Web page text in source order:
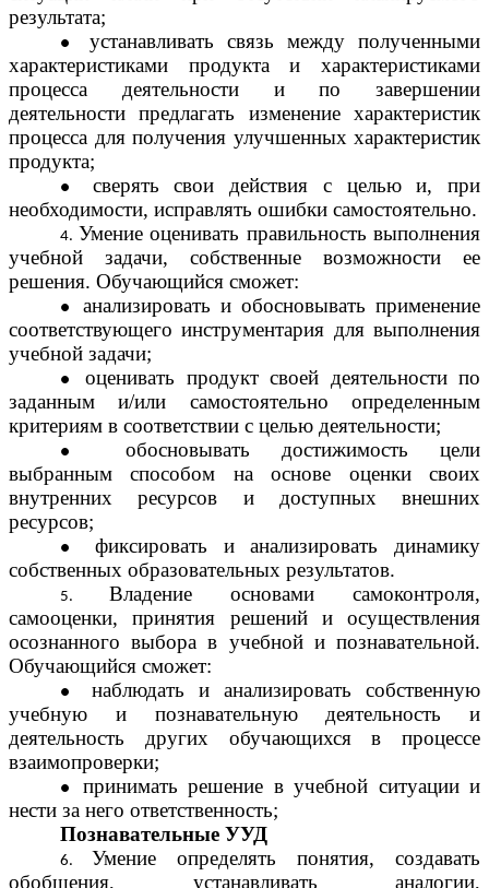
результата;
устанавливать связь между полученными
характеристиками продукта и характеристиками
процесса деятельности и по завершении
деятельности предлагать изменение характеристик
процесса для получения улучшенных характеристик
продукта;
сверять свои действия с целью и, при
необходимости, исправлять ошибки самостоятельно.
Умение оценивать правильность выполнения
учебной задачи, собственные возможности ее
решения. Обучающийся сможет:
анализировать и обосновывать применение
соответствующего инструментария для выполнения
учебной задачи;
оценивать продукт своей деятельности по
заданным и/или самостоятельно определенным
критериям в соответствии с целью деятельности;
обосновывать достижимость цели
выбранным способом на основе оценки своих
внутренних ресурсов и доступных внешних
ресурсов;
фиксировать и анализировать динамику
собственных образовательных результатов.
Владение основами самоконтроля,
самооценки, принятия решений и осуществления
осознанного выбора в учебной и познавательной.
Обучающийся сможет:
наблюдать и анализировать собственную
учебную и познавательную деятельность и
деятельность других обучающихся в процессе
взаимопроверки;
принимать решение в учебной ситуации и
нести за него ответственность;
Познавательные УУД
Умение определять понятия, создавать
обобщения, устанавливать аналогии,